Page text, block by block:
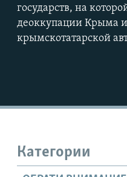
государств, на
деоккупации Крыма и
крымскотатарской
Категории